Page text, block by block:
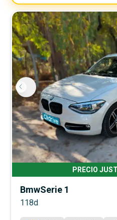
PRECIO
BmwSerie 1
118d